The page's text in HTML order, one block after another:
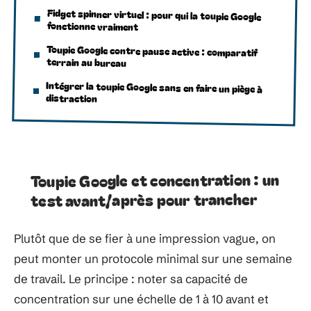
Fidget spinner virtuel : pour qui la toupie Google
fonctionne vraiment
Toupie Google contre pause active : comparatif
terrain au bureau
Intégrer la toupie Google sans en faire un piège à
distraction
Toupie Google et concentration : un
test avant/après pour trancher
Plutôt que de se fier à une impression vague, on
peut monter un protocole minimal sur une semaine
de travail. Le principe : noter sa capacité de
concentration sur une échelle de 1 à 10 avant et